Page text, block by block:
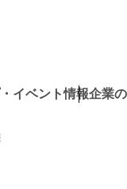
イベント情報企業